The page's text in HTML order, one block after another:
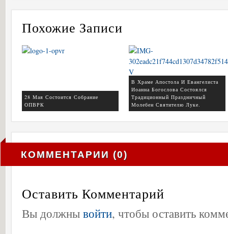
Похожие Записи
28 Мая Состоится Собрание
ОПВРК
В Храме Апостола И Евангелиста
Иоанна Богослова Состоялся
Традиционный Праздничный
Молебен Святителю Луке.
КОММЕНТАРИИ (0)
Оставить Комментарий
Вы должны войти, чтобы оставить